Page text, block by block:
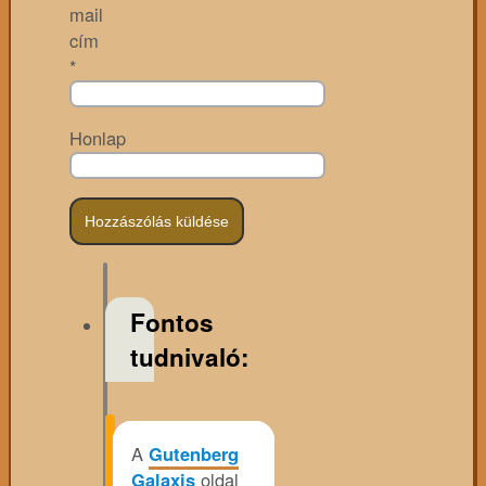
mail
cím
*
Honlap
Fontos
tudnivaló:
A Gutenberg
Galaxis oldal